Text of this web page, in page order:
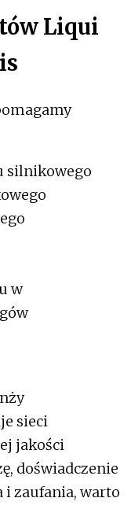
Liqui
silnikowego
w
sieci
jakości
doświadczenie
i zaufania, warto